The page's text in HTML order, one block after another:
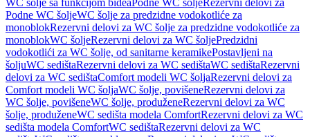
WC šolje sa funkcijom bideaPodne WC šoljeRezervni delovi za
Podne WC šoljeWC šolje za predzidne vodokotliće za
monoblokRezervni delovi za WC šolje za predzidne vodokotliće za
monoblokWC šoljeRezervni delovi za WC šoljePredzidni
vodokotlići za WC šolje, od sanitarne keramikePostavljeni na
šoljuWC sedištaRezervni delovi za WC sedištaWC sedištaRezervni
delovi za WC sedištaComfort modeli WC šoljaRezervni delovi za
Comfort modeli WC šoljaWC šolje, povišeneRezervni delovi za
WC šolje, povišeneWC šolje, produženeRezervni delovi za WC
šolje, produženeWC sedišta modela ComfortRezervni delovi za WC
sedišta modela ComfortWC sedištaRezervni delovi za WC